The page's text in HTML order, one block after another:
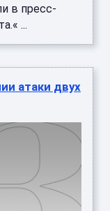
в пресс-
...
атаки двух